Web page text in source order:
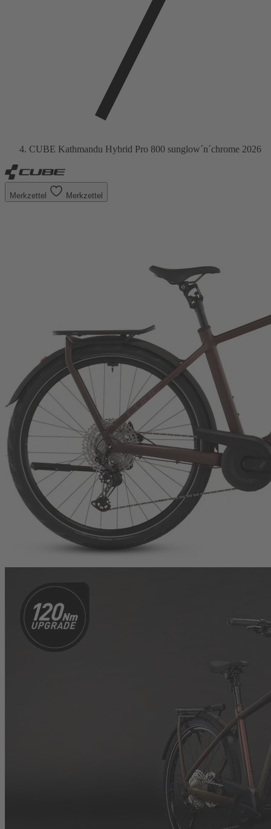
CUBE Kathmandu Hybrid Pro 800 sunglow´n´chrome 2026
Merkzettel Merkzettel